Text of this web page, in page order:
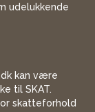
udelukkende
kan være
til SKAT.
skatteforhold